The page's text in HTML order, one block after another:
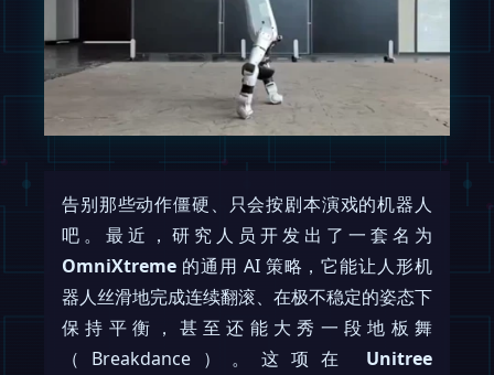
告别那些动作僵硬、只会按剧本演戏的机器人
吧。最近，研究人员开发出了一套名为
OmniXtreme 的通用 AI 策略，它能让人形机
器人丝滑地完成连续翻滚、在极不稳定的姿态下
保持平衡，甚至还能大秀一段地板舞
（Breakdance）。这项在 Unitree